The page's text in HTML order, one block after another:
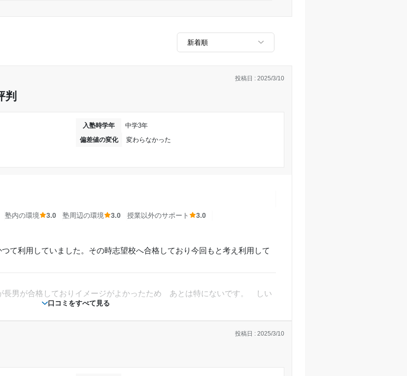
ツーマンではなく、ほかの子と同時に授業を進めて
口コミをすべて見る
判
投稿日 : 2025/3/10
入塾時学年
中学3年
偏差値の変化
変わらなかった
塾内の環境 3.0 塾周辺の環境 3.0 授業以外のサポート
3.0
て利用していました。その時志望校へ合格しており今回もと考え利用して
長男が合格しておりイメージがよかったため あとは特にないです。 しい
投稿日 : 2025/3/10